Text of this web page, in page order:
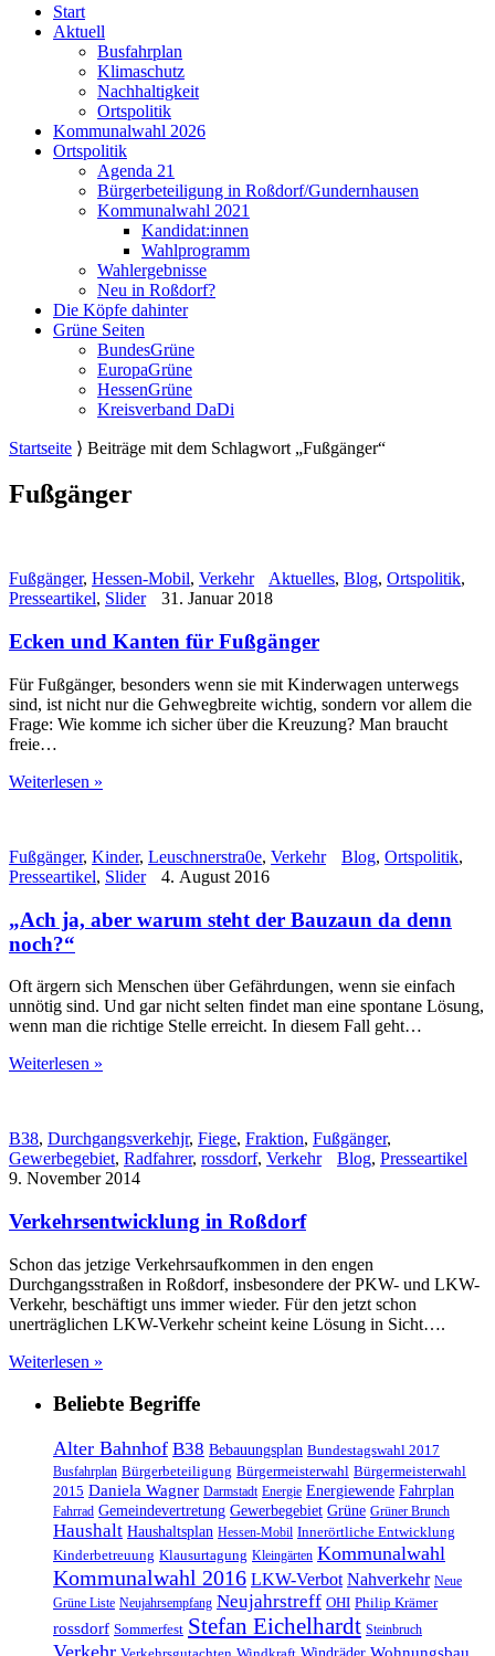
Start
Aktuell
Busfahrplan
Klimaschutz
Nachhaltigkeit
Ortspolitik
Kommunalwahl 2026
Ortspolitik
Agenda 21
Bürgerbeteiligung in Roßdorf/Gundernhausen
Kommunalwahl 2021
Kandidat:innen
Wahlprogramm
Wahlergebnisse
Neu in Roßdorf?
Die Köpfe dahinter
Grüne Seiten
BundesGrüne
EuropaGrüne
HessenGrüne
Kreisverband DaDi
Startseite ⟩ Beiträge mit dem Schlagwort „Fußgänger“
Fußgänger
Fußgänger, Hessen-Mobil, Verkehr Aktuelles, Blog, Ortspolitik,
Presseartikel, Slider 31. Januar 2018
Ecken und Kanten für Fußgänger
Für Fußgänger, besonders wenn sie mit Kinderwagen unterwegs
sind, ist nicht nur die Gehwegbreite wichtig, sondern vor allem die
Frage: Wie komme ich sicher über die Kreuzung? Man braucht
freie…
Weiterlesen »
Fußgänger, Kinder, Leuschnerstra0e, Verkehr Blog, Ortspolitik,
Presseartikel, Slider 4. August 2016
„Ach ja, aber warum steht der Bauzaun da denn
noch?“
Oft ärgern sich Menschen über Gefährdungen, wenn sie einfach
unnötig sind. Und gar nicht selten findet man eine spontane Lösung,
wenn man die richtige Stelle erreicht. In diesem Fall geht…
Weiterlesen »
B38, Durchgangsverkehjr, Fiege, Fraktion, Fußgänger,
Gewerbegebiet, Radfahrer, rossdorf, Verkehr Blog, Presseartikel
9. November 2014
Verkehrsentwicklung in Roßdorf
Schon das jetzige Verkehrsaufkommen in den engen
Durchgangsstraßen in Roßdorf, insbesondere der PKW- und LKW-
Verkehr, beschäftigt uns immer wieder. Für den jetzt schon
unerträglichen LKW-Verkehr scheint keine Lösung in Sicht….
Weiterlesen »
Beliebte Begriffe
Alter Bahnhof B38 Bebauungsplan Bundestagswahl 2017
Busfahrplan Bürgerbeteiligung Bürgermeisterwahl Bürgermeisterwahl
2015 Daniela Wagner Darmstadt Energie Energiewende Fahrplan
Fahrrad Gemeindevertretung Gewerbegebiet Grüne Grüner Brunch
Haushalt Haushaltsplan Hessen-Mobil Innerörtliche Entwicklung
Kinderbetreuung Klausurtagung Kleingärten Kommunalwahl
Kommunalwahl 2016 LKW-Verbot Nahverkehr Neue
Grüne Liste Neujahrsempfang Neujahrstreff OHI Philip Krämer
rossdorf Sommerfest Stefan Eichelhardt Steinbruch